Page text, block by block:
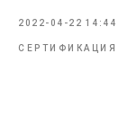
2022-04-22 14:44
СЕРТИФИКАЦИЯ